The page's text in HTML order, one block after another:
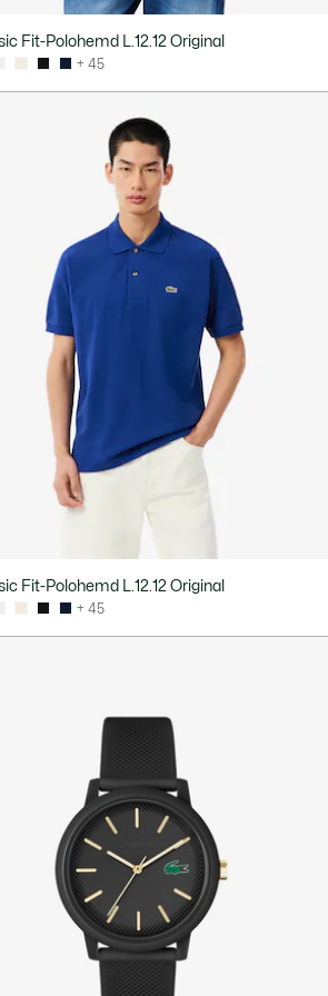
Fit-Polohemd L.12.12 Original
+ 45
Fit-Polohemd L.12.12 Original
+ 45